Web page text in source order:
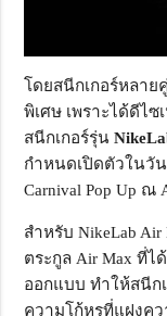
โดยสนีกเกอร์หลาย
พิเศษ เพราะได้ดีไ
สนีกเกอร์รุ่น
กำหนดเปิดตัวในวั
Carnival Pop Up ณ
สำหรับ NikeLab Air
ตระกูล Air Max ที่
ออกแบบ ทำให้สนีก
ความโก้หรูที่แฝงคว